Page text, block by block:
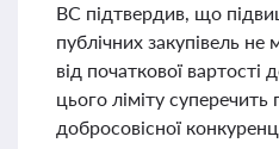
ВС підтвердив, що
публічних закупівель
від початкової
цього ліміту
добросовісної